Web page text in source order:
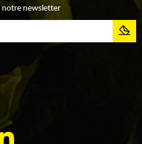
notre newsletter